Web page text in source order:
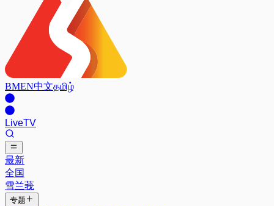
BMEN中文தமிழ்
LiveTV
最新
全国
雪兰莪
专题